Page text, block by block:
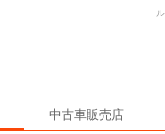
中古車販売店